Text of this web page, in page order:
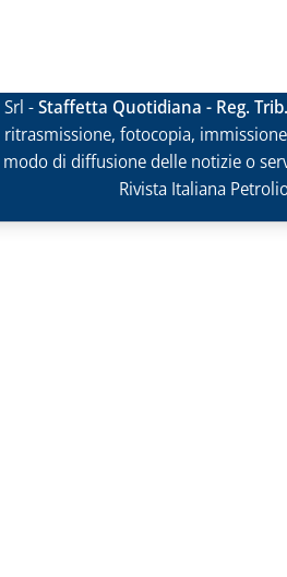
-Staffetta Quotidiana - Reg.
fotocopia,
di diffusione delle notizie o
Rivista Italiana